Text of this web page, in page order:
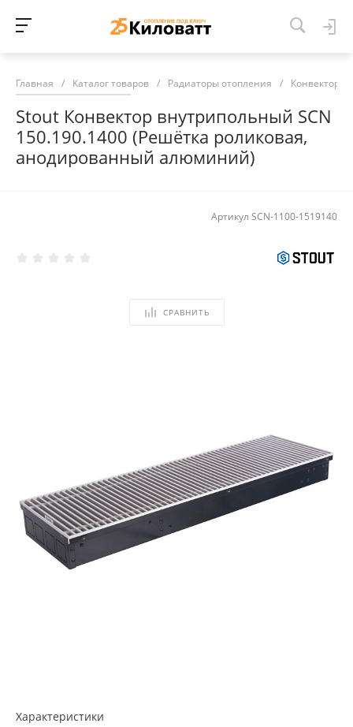
Главная / Каталог товаров / Радиаторы отопления / Конвекторы
Stout Конвектор внутрипольный SCN
150.190.1400 (Решётка роликовая,
анодированный алюминий)
Артикул SCN-1100-1519140
СРАВНИТЬ
Характеристики